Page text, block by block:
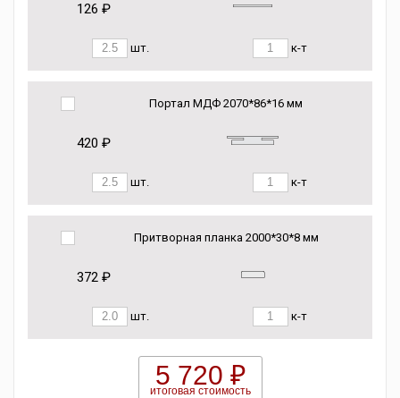
126 ₽
шт. к-т
Портал МДФ 2070*86*16 мм
420 ₽
шт. к-т
Притворная планка 2000*30*8 мм
372 ₽
шт. к-т
5 720 ₽
итоговая стоимость